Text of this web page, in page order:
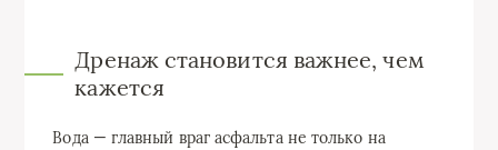
Дренаж становится важнее, чем
кажется
Вода — главный враг асфальта не только на